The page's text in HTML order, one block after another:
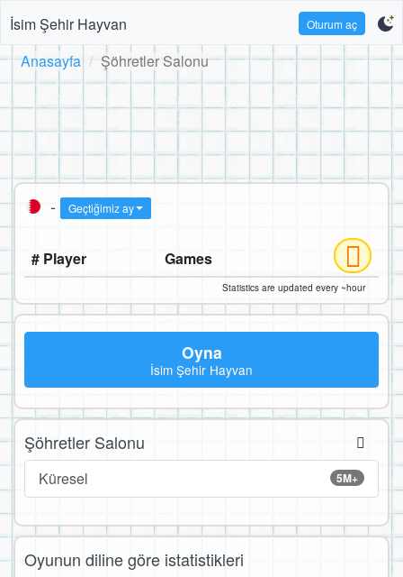
İsim Şehir Hayvan Oturum aç
Anasayfa Şöhretler Salonu
- Geçtiğimiz ay
# Player Games
Statistics are updated every ~hour
Oyna
İsim Şehir Hayvan
Şöhretler Salonu
5M+
Küresel
Oyunun diline göre istatistikleri